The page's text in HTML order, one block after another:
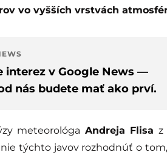
vo vyšších vrstvách
interez v Google News —
nás budete mať ako prví.
meteorológa Andreja Flisa z
týchto javov rozhodnúť o